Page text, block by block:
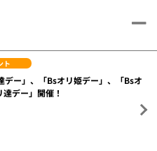
ト
デー」、「Bsオリ姫デー」、「Bsオ
達デー」開催！